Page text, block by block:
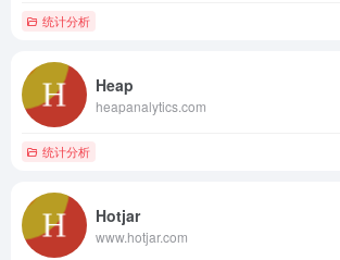
统计分析
Heap
heapanalytics.com
统计分析
Hotjar
www.hotjar.com